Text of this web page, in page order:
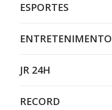
ESPORTES
ENTRETENIMENTO
JR 24H
RECORD